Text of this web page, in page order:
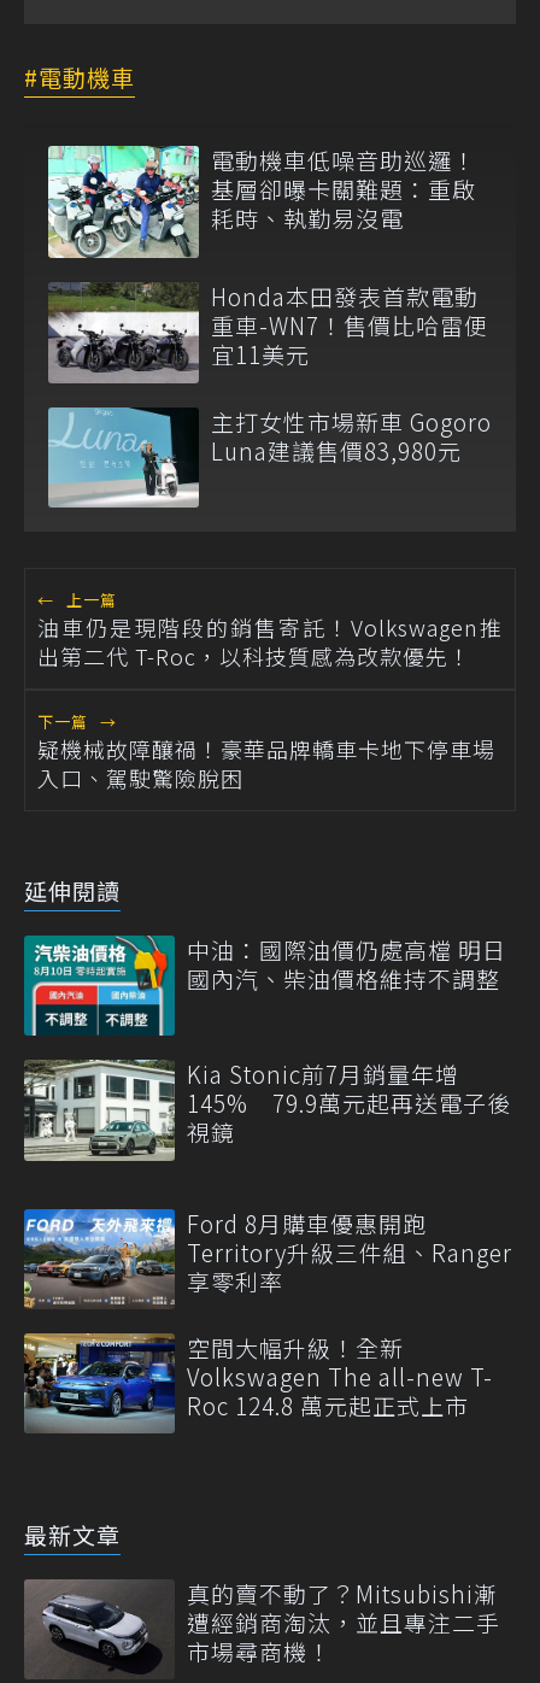
電動機車
電動機車低噪音助巡邏！
基層卻曝卡關難題：重啟
耗時、執勤易沒電
Honda本田發表首款電動
重車-WN7！售價比哈雷便
宜11美元
主打女性市場新車 Gogoro
Luna建議售價83,980元
← 上一篇
油車仍是現階段的銷售寄託！Volkswagen推
出第二代 T-Roc，以科技質感為改款優先！
下一篇 →
疑機械故障釀禍！豪華品牌轎車卡地下停車場
入口、駕駛驚險脫困
延伸閱讀
中油：國際油價仍處高檔 明日
國內汽、柴油價格維持不調整
Kia Stonic前7月銷量年增
145% 79.9萬元起再送電子後
視鏡
Ford 8月購車優惠開跑
Territory升級三件組、Ranger
享零利率
空間大幅升級！全新
Volkswagen The all-new T-
Roc 124.8 萬元起正式上市
最新文章
真的賣不動了？Mitsubishi漸
遭經銷商淘汰，並且專注二手
市場尋商機！